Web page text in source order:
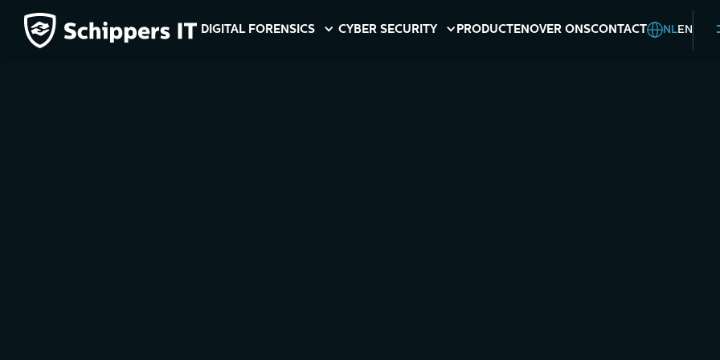
DIGITAL FORENSICS CYBER SECURITY PRODUCTENOVER ONSCONTACT NLEN